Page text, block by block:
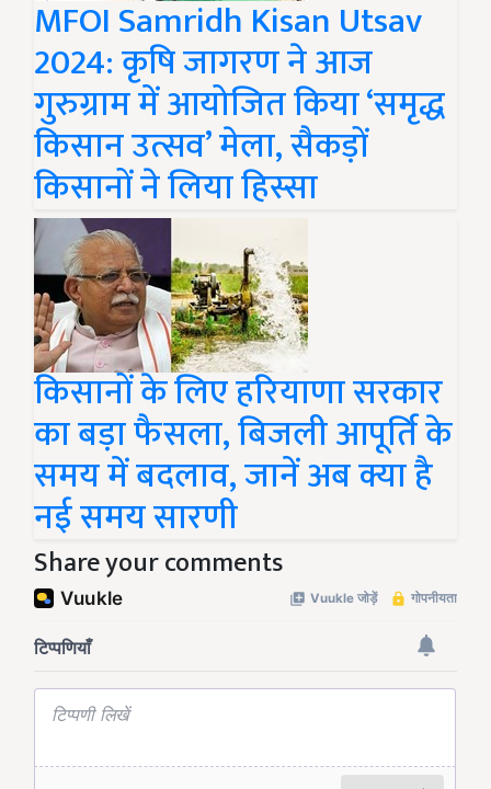
MFOI Samridh Kisan Utsav
2024: कृषि जागरण ने आज
गुरुग्राम में आयोजित किया ‘समृद्ध
किसान उत्सव’ मेला, सैकड़ों
किसानों ने लिया हिस्सा
किसानों के लिए हरियाणा सरकार
का बड़ा फैसला, बिजली आपूर्ति के
समय में बदलाव, जानें अब क्या है
नई समय सारणी
Share your comments